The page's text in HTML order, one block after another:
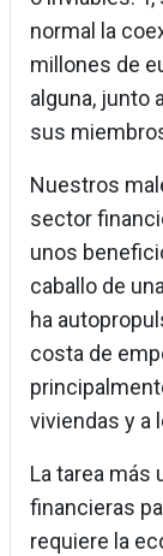
normal la
millones de
alguna, junto
sus
Nuestros
sector
unos
caballo de
ha
costa de
viviendas y a
La tarea más
financieras
requiere la